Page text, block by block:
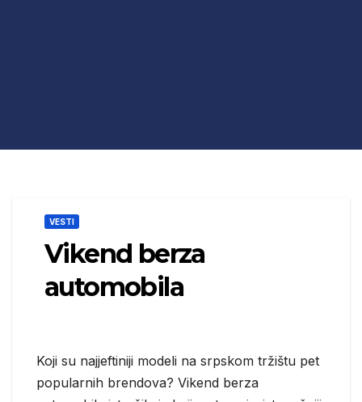
VESTI
Vikend berza
automobila
Koji su najjeftiniji modeli na srpskom tržištu pet
popularnih brendova? Vikend berza